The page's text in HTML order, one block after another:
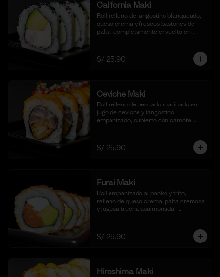
California Maki
Roll relleno de langostino blanqueado,
queso crema y frescos bastones de
palta, completamente envuelto en
salsa shoyu. (10 cortes).
S/ 25.90
Ceviche Maki
Roll relleno de pescado marinado en
jugo de ceviche y langostino
empanizado, cubierto con camote
S/ 25.90
Furai Maki
Roll empanizado al panko y frito,
relleno de queso crema, palta cremosa
y jugosa trucha asalmonada.
S/ 25.90
Hiroshima Maki